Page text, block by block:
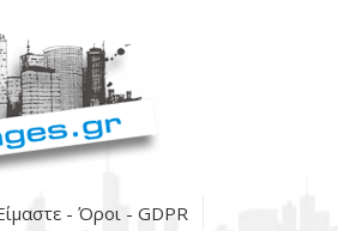
- Όροι - GDPR